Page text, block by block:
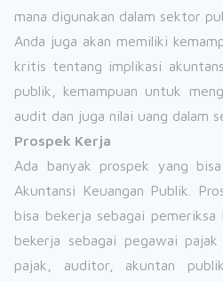
mana digunakan dalam sektor
Anda juga akan memiliki
kritis tentang implikasi
publik, kemampuan untuk
audit dan juga nilai uang dalam
Prospek Kerja
Ada banyak prospek yang
Akuntansi Keuangan Publik.
bisa bekerja sebagai pemeriksa
bekerja sebagai pegawai
pajak, auditor, akuntan